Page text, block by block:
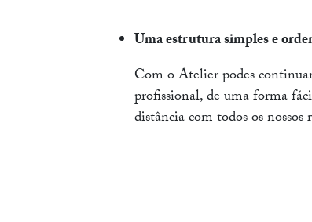
Uma estrutura simples e
Com o Atelier podes
profissional, de uma forma
distância com todos os nossos